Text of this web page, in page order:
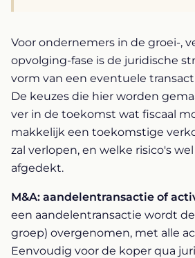
Voor ondernemers in de groei-,
opvolging-fase is de juridische
vorm van een eventuele
De keuzes die hier worden
ver in de toekomst wat fiscaal
makkelijk een toekomstige
zal verlopen, en welke risico's
afgedekt.
M&A: aandelentransactie of
een aandelentransactie wordt de
groep) overgenomen, met alle
Eenvoudig voor de koper qua